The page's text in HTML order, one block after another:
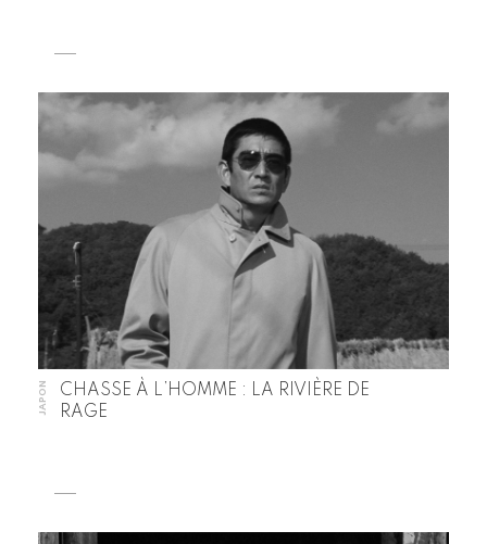
JAPON
CHASSE À L’HOMME : LA RIVIÈRE DE
RAGE